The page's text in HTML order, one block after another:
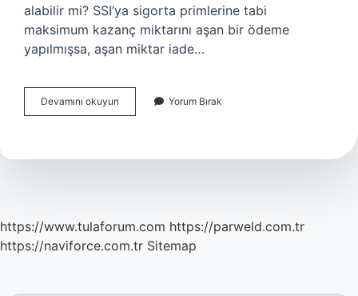
alabilir mi? SSI’ya sigorta primlerine tabi
maksimum kazanç miktarını aşan bir ödeme
yapılmışsa, aşan miktar iade…
Devamını okuyun
Sigorta
Yapılır
Yorum Bırak
https://www.tulaforum.com https://parweld.com.tr
https://naviforce.com.tr Sitemap